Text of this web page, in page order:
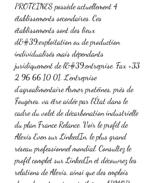
PROTEINES possède actuellement 4
établissements secondaires. Ces
établissements sont des lieux
d&#39;exploitation ou de production
individualisés mais dépendants
juridiquement de l&#39;entreprise. Fax +33
2 96 66 10 01. L’entreprise
d’agroalimentaire Armor protéines, près de
Fougères, va être aidée par l’État dans le
cadre du volet de décarbonation industrielle
du plan France Relance. Voir le profil de
Alexis Even sur LinkedIn, le plus grand
réseau professionnel mondial. Consultez le
profil complet sur LinkedIn et découvrez les
relations de Alexis, ainsi que des emplois